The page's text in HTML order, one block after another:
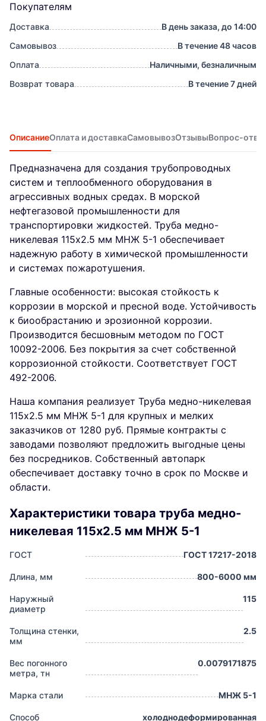
Покупателям
Доставка
В день заказа, до 14:00
Самовывоз
В течение 48 часов
Оплата
Наличными, безналичным
Возврат товара
В течение 7 дней
ОписаниеОплата и доставкаСамовывозОтзывыВопрос-
Предназначена для создания трубопроводных
систем и теплообменного оборудования в
агрессивных водных средах. В морской
нефтегазовой промышленности для
транспортировки жидкостей. Труба медно-
никелевая 115х2.5 мм МНЖ 5-1 обеспечивает
надежную работу в химической промышленности
и системах пожаротушения.
Главные особенности: высокая стойкость к
коррозии в морской и пресной воде. Устойчивость
к биообрастанию и эрозионной коррозии.
Производится бесшовным методом по ГОСТ
10092-2006. Без покрытия за счет собственной
коррозионной стойкости. Соответствует ГОСТ
492-2006.
Наша компания реализует Труба медно-никелевая
115х2.5 мм МНЖ 5-1 для крупных и мелких
заказчиков от 1280 руб. Прямые контракты с
заводами позволяют предложить выгодные цены
без посредников. Собственный автопарк
обеспечивает доставку точно в срок по Москве и
области.
Характеристики товара труба медно-
никелевая 115х2.5 мм МНЖ 5-1
ГОСТ ГОСТ 17217-2018
Длина, мм 800-6000 мм
Наружный
диаметр
115
Толщина стенки,
мм
2.5
Вес погонного
метра, тн
0.0079171875
Марка стали МНЖ 5-1
Способ холоднодеформированная